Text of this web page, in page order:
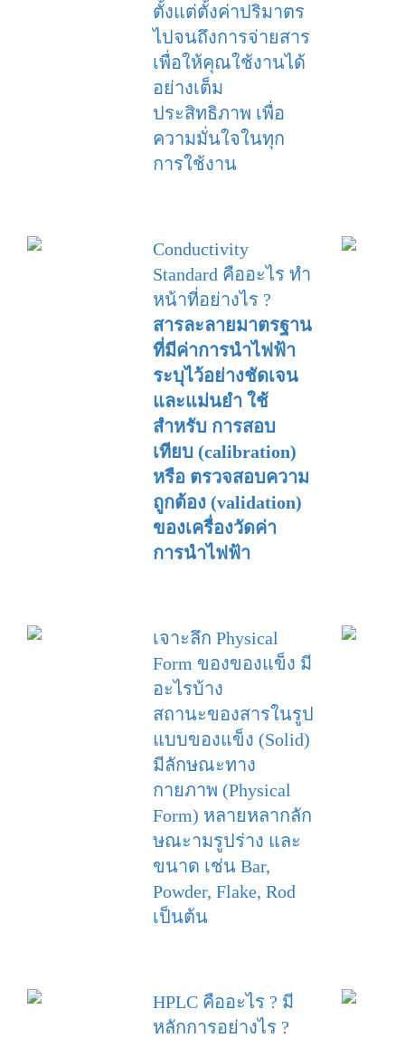
ตั้งแต่ตั้งค่าปริมาตร
ไปจนถึงการจ่ายสาร
เพื่อให้คุณใช้งานได้
อย่างเต็ม
ประสิทธิภาพ ​เพื่อ
ความมั่นใจในทุก
การใช้งาน
Conductivity
Standard คืออะไร ทำ
หน้าที่อย่างไร ?
สารละลายมาตรฐาน
ที่มีค่าการนำไฟฟ้า
ระบุไว้อย่างชัดเจน
และแม่นยำ ใช้
สำหรับ การสอบ
เทียบ (calibration)
หรือ ตรวจสอบความ
ถูกต้อง (validation)
ของเครื่องวัดค่า
การนำไฟฟ้า
เจาะลึก Physical
Form ของของแข็ง มี
อะไรบ้าง
สถานะของสารในรูป
แบบของแข็ง (Solid)
มีลักษณะทาง
กายภาพ (Physical
Form) หลายหลากลัก
ษณะามรูปร่าง และ
ขนาด เช่น Bar,
Powder, Flake, Rod
เป็นต้น
HPLC คืออะไร ? มี
หลักการอย่างไร ?